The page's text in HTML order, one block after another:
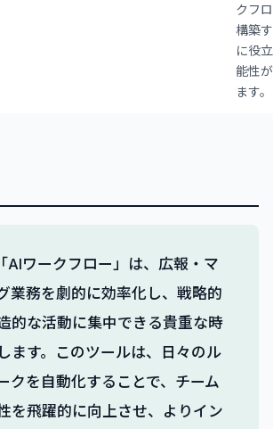
クフ
構築
に役
能性
ます。
AIワークフロー」は、広報・マ
業務を劇的に効率化し、戦略的
的な活動に集中できる貴重な時
ます。このツールは、日々のル
クを自動化することで、チーム
を飛躍的に向上させ、よりイン